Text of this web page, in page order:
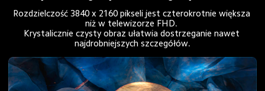
Rozdzielczość 3840 x 2160 pikseli jest czterokrotnie większa
niż w telewizorze FHD.
Krystalicznie czysty obraz ułatwia dostrzeganie nawet
najdrobniejszych szczegółów.